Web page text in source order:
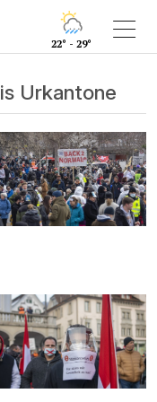
22° - 29°
Urkantone